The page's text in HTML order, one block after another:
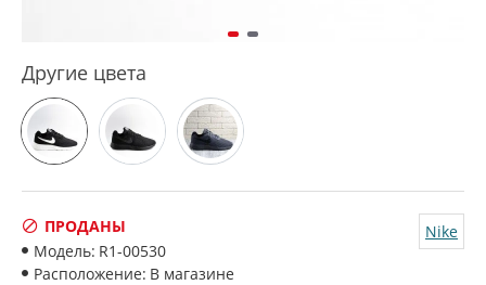
ПРОДАНЫ
Модель: R1-00530
Расположение: В магазине
Nike
Другие цвета